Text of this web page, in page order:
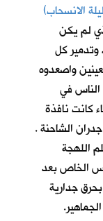
الانسحاب)
لم يكن
وتدمير كل
واصعدوه
في
كانت نافذة
الشاحنة .
اللهجة
الخاص بعد
جدارية